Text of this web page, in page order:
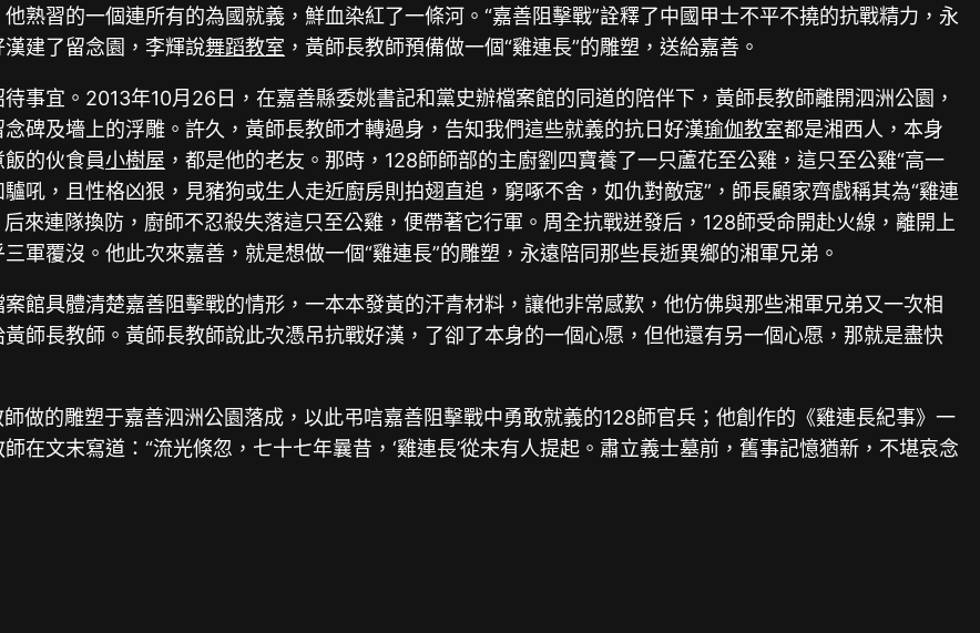
熟習的一個連所有的為國就義，鮮血染紅了一條河。“嘉善阻擊戰”詮釋了中國甲士不平不撓的抗戰精力，永
建了留念園，李輝說舞蹈教室 ，黃師長教師預備做一個“雞連長”的雕塑，送給嘉善。
事宜。2013年10月26日，在嘉善縣委姚書記和黨史辦檔案館的同道的陪伴下，黃師長教師離開泗洲公園，
碑及墻上的浮雕。許久，黃師長教師才轉過身，告知我們這些就義的抗日好漢瑜伽教室都是湘西人，本身
的伙食員小樹屋 ，都是他的老友。那時，128師師部的主廚劉四寶養了一只蘆花至公雞，這只至公雞“高一
吼，且性格凶狠，見豬狗或生人走近廚房則拍翅直追，窮啄不舍，如仇對敵寇”，師長顧家齊戲稱其為“雞連
來連隊換防，廚師不忍殺失落這只至公雞，便帶著它行軍。周全抗戰迸發后，128師受命開赴火線，離開上
軍覆沒。他此次來嘉善，就是想做一個“雞連長”的雕塑，永遠陪同那些長逝異鄉的湘軍兄弟。
館具體清楚嘉善阻擊戰的情形，一本本發黃的汗青材料，讓他非常感歎，他仿佛與那些湘軍兄弟又一次相
師長教師。黃師長教師說此次憑吊抗戰好漢，了卻了本身的一個心愿，但他還有另一個心愿，那就是盡快
做的雕塑于嘉善泗洲公園落成，以此弔唁嘉善阻擊戰中勇敢就義的128師官兵；他創作的《雞連長紀事》一
在文末寫道：“流光倏忽，七十七年曩昔，‘雞連長’從未有人提起。肅立義士墓前，舊事記憶猶新，不堪哀念